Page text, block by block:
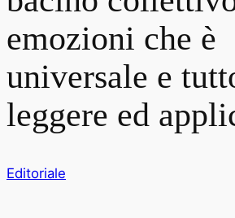
emozioni che è
universale e
leggere ed
Editoriale